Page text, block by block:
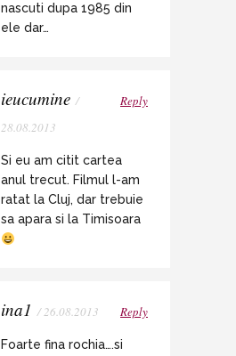
nascuti dupa 1985 din
ele dar…
ieucumine /
28.08.2013
Reply
Si eu am citit cartea
anul trecut. Filmul l-am
ratat la Cluj, dar trebuie
sa apara si la Timisoara
ina1 / 26.08.2013 Reply
Foarte fina rochia….si